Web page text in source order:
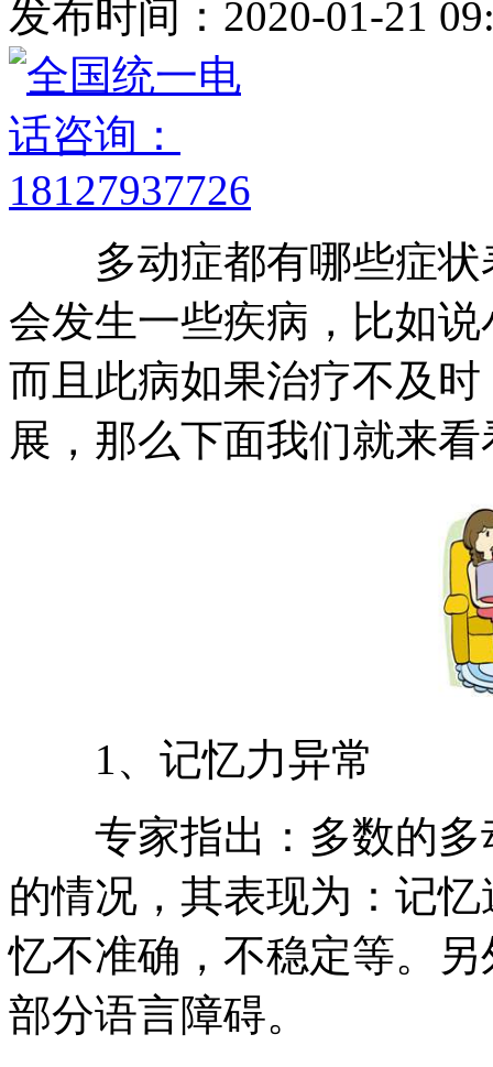
发布时间：2020-01-21
多动症都有哪些症状
会发生一些疾病，比如
而且此病如果治疗不及
展，那么下面我们就来看
1、记忆力异常
专家指出：多数的多
的情况，其表现为：记
忆不准确，不稳定等。
部分语言障碍。